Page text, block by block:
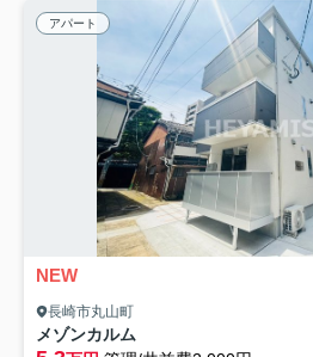
アパート
NEW
長崎市丸山町
メゾンカルム